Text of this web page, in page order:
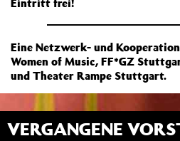
Eintritt frei!
Eine Netzwerk- und
Women of Music, FF*GZ
und Theater Rampe Stuttgart.
VERGANGENE